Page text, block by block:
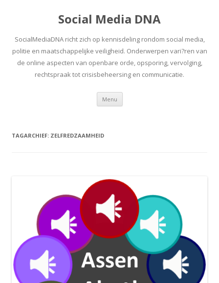
Social Media DNA
SocialMediaDNA richt zich op kennisdeling rondom social media,
politie en maatschappelijke veiligheid. Onderwerpen vari?ren van
de online aspecten van openbare orde, opsporing, vervolging,
rechtspraak tot crisisbeheersing en communicatie.
Menu Spring
inhoud
TAGARCHIEF: ZELFREDZAAMHEID